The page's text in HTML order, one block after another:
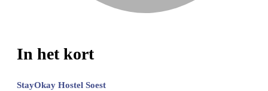
In het kort
StayOkay Hostel Soest